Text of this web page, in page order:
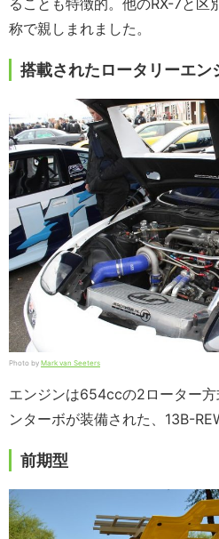
称で親しまれました。
搭載されたロータリーエン
Photo by Mark van Seeters
エンジンは654ccの2ローター
ンターボが装備された、13B-
前期型